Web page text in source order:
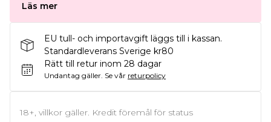
Läs mer
EU tull- och importavgift läggs till i kassan.
Standardleverans Sverige kr80
Rätt till retur inom 28 dagar
Undantag gäller. Se vår returpolicy
18+, villkor gäller. Kredit föremål för status